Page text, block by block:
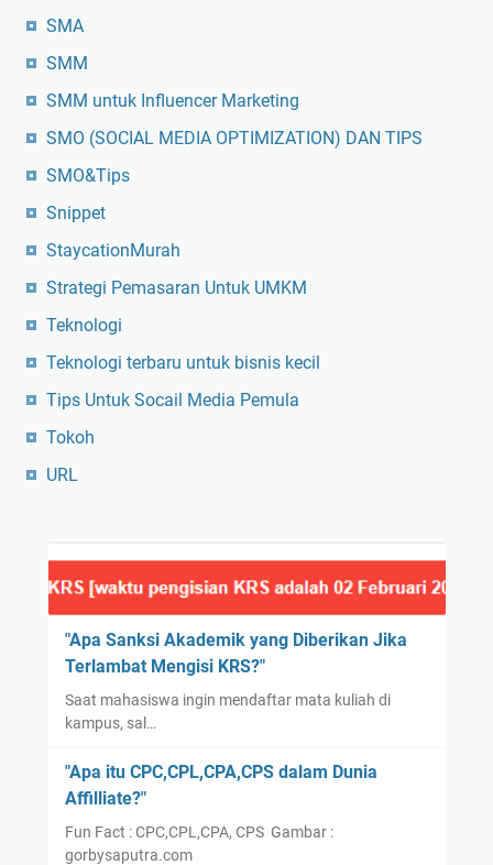
SMA
SMM
SMM untuk Influencer Marketing
SMO (SOCIAL MEDIA OPTIMIZATION) DAN TIPS
SMO&Tips
Snippet
StaycationMurah
Strategi Pemasaran Untuk UMKM
Teknologi
Teknologi terbaru untuk bisnis kecil
Tips Untuk Socail Media Pemula
Tokoh
URL
"Apa Sanksi Akademik yang Diberikan Jika
Terlambat Mengisi KRS?"
Saat mahasiswa ingin mendaftar mata kuliah di
kampus, sal…
"Apa itu CPC,CPL,CPA,CPS dalam Dunia
Affilliate?"
Fun Fact : CPC,CPL,CPA, CPS Gambar :
gorbysaputra.com